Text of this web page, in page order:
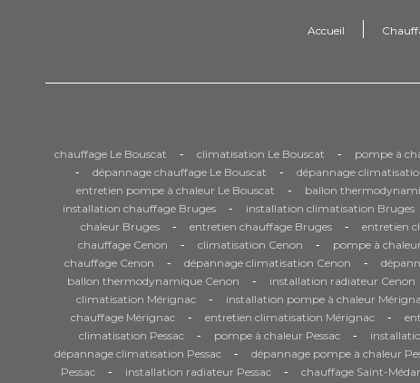
Accueil
chauffage Le Bouscat - climatisation Le Bouscat - pompe à
- dépannage chauffage Le Bouscat - dépannage
entretien pompe à chaleur Le Bouscat - ballon
installation chauffage Bruges - installation climatisation Bruges
chaleur Bruges
- entretien chauffage Bruges - entretien
chauffage Cenon - climatisation Cenon - pompe à
chauffage Cenon
- dépannage climatisation Cenon -
ballon thermodynamique Cenon - installation radiateur Cenon
climatisation Mérignac
- installation pompe à chaleur
chauffage Mérignac
- entretien climatisation Mérignac -
climatisation Pessac - pompe à chaleur Pessac -
dépannage climatisation Pessac - dépannage pompe à chaleur
Pessac
- installation radiateur Pessac - chauffage Saint-